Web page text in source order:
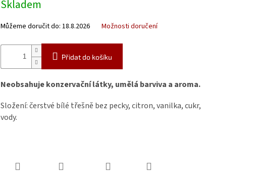
Skladem
Můžeme doručit do: 18.8.2026 Možnosti doručení
Přidat do košíku
Neobsahuje konzervační látky, umělá barviva a aroma.
Složení: čerstvé bílé třešně bez pecky, citron, vanilka, cukr,
vody.